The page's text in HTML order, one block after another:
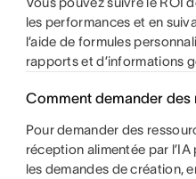
les performances et en
l’aide de formules
rapports et d’informations
Comment demander des
Pour demander des
réception alimentée par
les demandes de création,